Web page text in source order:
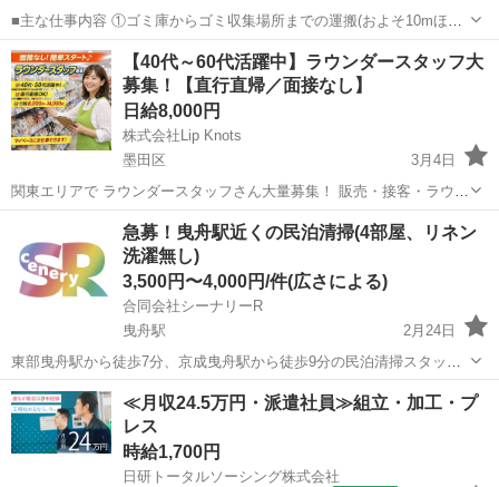
■主な仕事内容 ①ゴミ庫からゴミ収集場所までの運搬(およそ10mほど
を１日約10個ほど) ②エントランス・エレベーター・廊下・非常階段・
駐車駐輪場などの共用部分と外構の清掃（時間内で可能な範囲） ③清
掃結果の報告（指定...
東京 墨田区 その他 時給
【40代～60代活躍中】ラウンダースタッフ大
募集！【直行直帰／面接なし】
日給8,000円
株式会社Lip Knots
墨田区
3月4日
関東エリアで ラウンダースタッフさん大量募集！ 販売・接客・ラウン
ダー経験を活かして、 自分のペースで働けるお仕事です。 ◆ お仕事
内容 スーパー・ドラッグストアなど 担当店舗を訪問し、売場づ...
その他
急募！曳舟駅近くの民泊清掃(4部屋、リネン
洗濯無し)
3,500円〜4,000円/件(広さによる)
合同会社シーナリーR
曳舟駅
2月24日
東部曳舟駅から徒歩7分、京成曳舟駅から徒歩9分の民泊清掃スタッフ
を募集致します。 4部屋有り、全て25平米〜30平米弱の広さです。 チ
ェックアウト10:00、チェックインが15:00なので、基本的にはこの時
間帯でお願いしてい...
東京 墨田区 曳舟駅 その他 スタッフ
≪月収24.5万円・派遣社員≫組立・加工・プ
レス
時給1,700円
日研トータルソーシング株式会社